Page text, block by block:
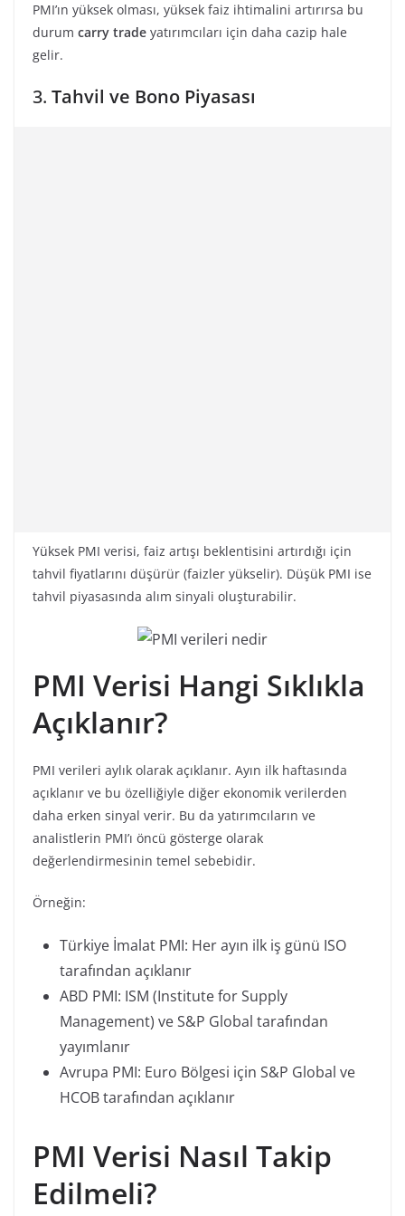
PMI’ın yüksek olması, yüksek faiz ihtimalini artırırsa bu
durum carry trade yatırımcıları için daha cazip hale
gelir.
3. Tahvil ve Bono Piyasası
Yüksek PMI verisi, faiz artışı beklentisini artırdığı için
tahvil fiyatlarını düşürür (faizler yükselir). Düşük PMI ise
tahvil piyasasında alım sinyali oluşturabilir.
PMI Verisi Hangi Sıklıkla
Açıklanır?
PMI verileri aylık olarak açıklanır. Ayın ilk haftasında
açıklanır ve bu özelliğiyle diğer ekonomik verilerden
daha erken sinyal verir. Bu da yatırımcıların ve
analistlerin PMI’ı öncü gösterge olarak
değerlendirmesinin temel sebebidir.
Örneğin:
Türkiye İmalat PMI: Her ayın ilk iş günü ISO
tarafından açıklanır
ABD PMI: ISM (Institute for Supply
Management) ve S&P Global tarafından
yayımlanır
Avrupa PMI: Euro Bölgesi için S&P Global ve
HCOB tarafından açıklanır
PMI Verisi Nasıl Takip
Edilmeli?